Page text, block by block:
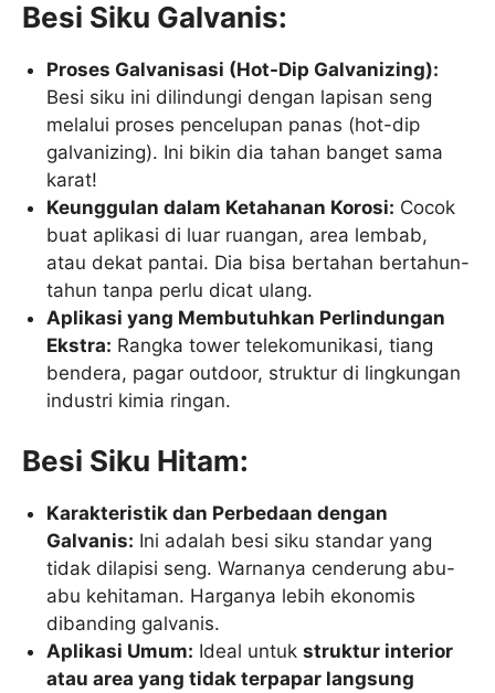
Besi Siku Galvanis:
Proses Galvanisasi (Hot-Dip Galvanizing):
Besi siku ini dilindungi dengan lapisan seng
melalui proses pencelupan panas (hot-dip
galvanizing). Ini bikin dia tahan banget sama
karat!
Keunggulan dalam Ketahanan Korosi: Cocok
buat aplikasi di luar ruangan, area lembab,
atau dekat pantai. Dia bisa bertahan bertahun-
tahun tanpa perlu dicat ulang.
Aplikasi yang Membutuhkan Perlindungan
Ekstra: Rangka tower telekomunikasi, tiang
bendera, pagar outdoor, struktur di lingkungan
industri kimia ringan.
Besi Siku Hitam:
Karakteristik dan Perbedaan dengan
Galvanis: Ini adalah besi siku standar yang
tidak dilapisi seng. Warnanya cenderung abu-
abu kehitaman. Harganya lebih ekonomis
dibanding galvanis.
Aplikasi Umum: Ideal untukstruktur interior
atau area yang tidak terpapar langsung